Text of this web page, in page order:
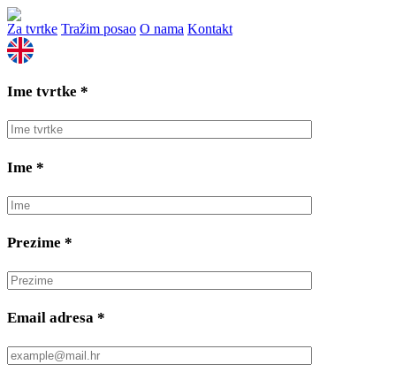
Za tvrtke Tražim posao O nama Kontakt
Ime tvrtke *
Ime *
Prezime *
Email adresa *